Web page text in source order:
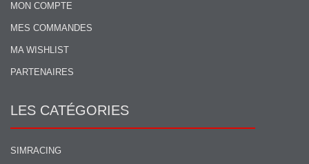
MON COMPTE
MES COMMANDES
MA WISHLIST
PARTENAIRES
LES CATÉGORIES
SIMRACING